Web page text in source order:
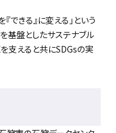
『できる』に変える」という
基盤としたサステナブル
支えると共にSDGsの実